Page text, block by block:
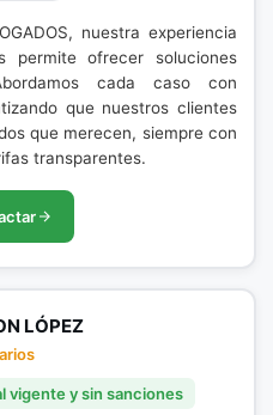
nuestra experiencia
permite ofrecer soluciones
cada caso con
que nuestros clientes
que merecen, siempre con
transparentes.
LÓPEZ
vigente y sin sanciones